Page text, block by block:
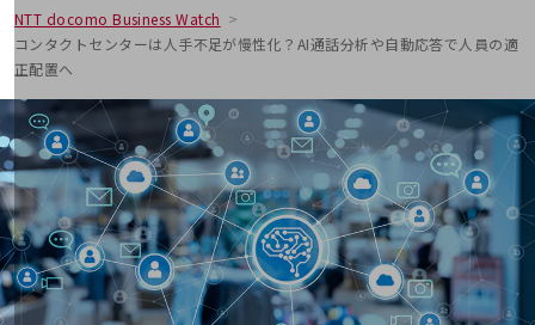
企業と地域が持続成長する社会を目指します
Smart City
Smart Education
Smart Healthcare
Smart Industry
Smart Mobility
Smart Worksite
生成AI(Generative AI)
地域の取り組み
地域社会を支える皆さまと地域課題の解決や
地域経済のさらなる活性化に取り組みます
自治体・地域社会との共創
LGPF(Local Government Platform)
NTT docomo Business Watch
コンタクトセンターは人手不足が慢性化？AI通話分析や自動応答で人員の適
正配置へ